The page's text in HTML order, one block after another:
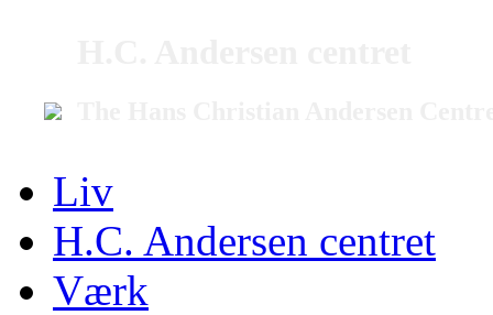
Liv
H.C. Andersen centret
Værk